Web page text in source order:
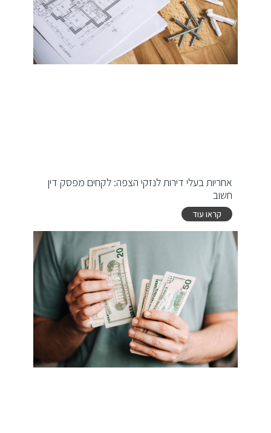
אחריות בעלי דירות לנזקי הצפה: לקחים מפסק דין
חשוב
קראו עוד